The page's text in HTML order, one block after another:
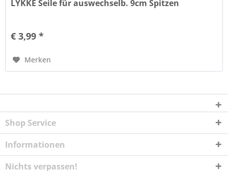
LYKKE Seile für auswechselb. 9cm Spitzen
€ 3,99 *
Merken
Shop Service
Informationen
Nichts verpassen!